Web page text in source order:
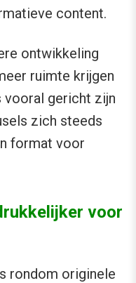
content.
ontwikkeling
ruimte krijgen
vooral gericht zijn
zich steeds
format voor
voor
rondom originele